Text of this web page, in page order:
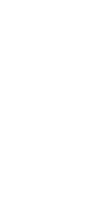
Así se
en